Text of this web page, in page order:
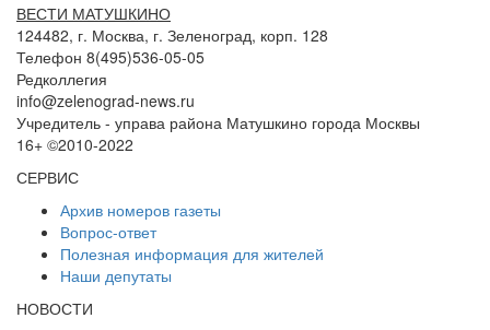
ВЕСТИ МАТУШКИНО
124482, г. Москва, г. Зеленоград, корп. 128
Телефон 8(495)536-05-05
Редколлегия
info@zelenograd-news.ru
Учредитель - управа района Матушкино города Москвы
16+ ©2010-2022
СЕРВИС
Архив номеров газеты
Вопрос-ответ
Полезная информация для жителей
Наши депутаты
НОВОСТИ